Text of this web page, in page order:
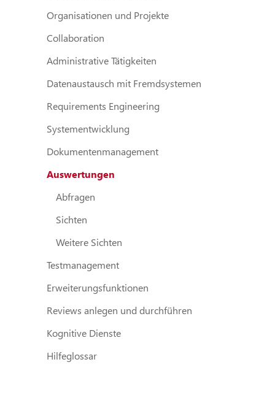
Organisationen und Projekte
Collaboration
Administrative Tätigkeiten
Datenaustausch mit Fremdsystemen
Requirements Engineering
Systementwicklung
Dokumentenmanagement
Auswertungen
Abfragen
Sichten
Weitere Sichten
Testmanagement
Erweiterungsfunktionen
Reviews anlegen und durchführen
Kognitive Dienste
Hilfeglossar